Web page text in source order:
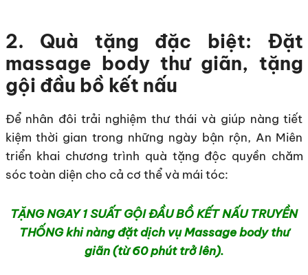
2. Quà tặng đặc biệt: Đặt
massage body thư giãn, tặng
gội đầu bồ kết nấu
Để nhân đôi trải nghiệm thư thái và giúp nàng tiết
kiệm thời gian trong những ngày bận rộn, An Miên
triển khai chương trình quà tặng độc quyền chăm
sóc toàn diện cho cả cơ thể và mái tóc:
TẶNG NGAY 1 SUẤT GỘI ĐẦU BỒ KẾT NẤU TRUYỀN
THỐNG khi nàng đặt dịch vụ Massage body thư
giãn (từ 60 phút trở lên).